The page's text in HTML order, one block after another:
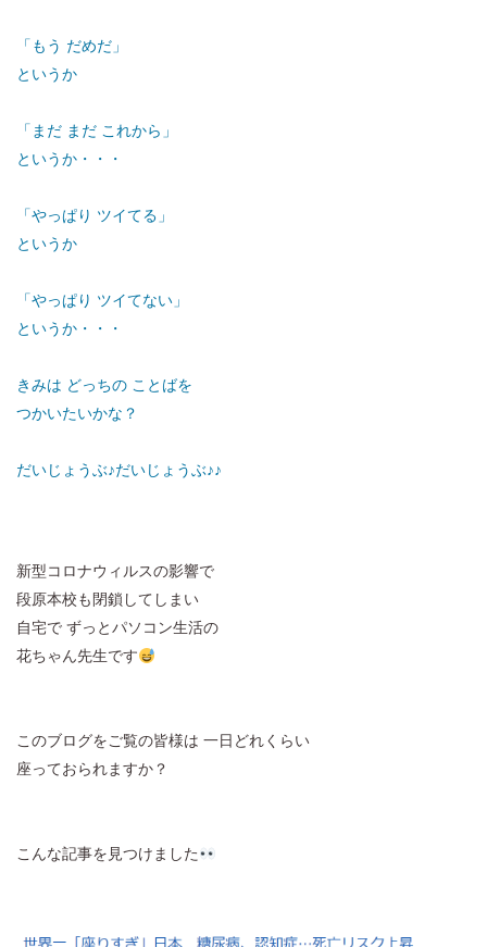
「もう だめだ」
というか
「まだ まだ これから」
というか・・・
「やっぱり ツイてる」
というか
「やっぱり ツイてない」
というか・・・
きみは どっちの ことばを
つかいたいかな？
だいじょうぶ♪だいじょうぶ♪♪
新型コロナウィルスの影響で
段原本校も閉鎖してしまい
自宅で ずっとパソコン生活の
花ちゃん先生です
このブログをご覧の皆様は 一日どれくらい
座っておられますか？
こんな記事を見つけました